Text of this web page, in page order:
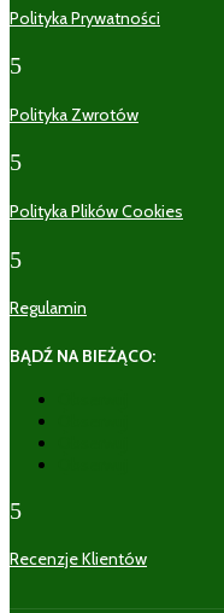
Polityka Prywatności
5
Polityka Zwrotów
5
Polityka Plików Cookies
5
Regulamin
BĄDŹ NA BIEŻĄCO:
5
Recenzje Klientów